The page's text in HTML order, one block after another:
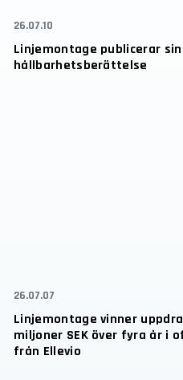
Linjemontage publicerar
hållbarhetsberättelse
26.07.10
Linjemontage vinner
miljoner SEK över fyra år i
från Ellevio
26.07.07